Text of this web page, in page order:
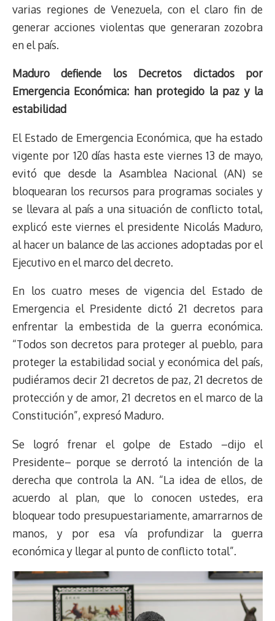
varias regiones de Venezuela, con el claro fin de
generar acciones violentas que generaran zozobra
en el país.
Maduro defiende los Decretos dictados por
Emergencia Económica: han protegido la paz y la
estabilidad
El Estado de Emergencia Económica, que ha estado
vigente por 120 días hasta este viernes 13 de mayo,
evitó que desde la Asamblea Nacional (AN) se
bloquearan los recursos para programas sociales y
se llevara al país a una situación de conflicto total,
explicó este viernes el presidente Nicolás Maduro,
al hacer un balance de las acciones adoptadas por el
Ejecutivo en el marco del decreto.
En los cuatro meses de vigencia del Estado de
Emergencia el Presidente dictó 21 decretos para
enfrentar la embestida de la guerra económica.
“Todos son decretos para proteger al pueblo, para
proteger la estabilidad social y económica del país,
pudiéramos decir 21 decretos de paz, 21 decretos de
protección y de amor, 21 decretos en el marco de la
Constitución”, expresó Maduro.
Se logró frenar el golpe de Estado –dijo el
Presidente– porque se derrotó la intención de la
derecha que controla la AN. “La idea de ellos, de
acuerdo al plan, que lo conocen ustedes, era
bloquear todo presupuestariamente, amarrarnos de
manos, y por esa vía profundizar la guerra
económica y llegar al punto de conflicto total”.